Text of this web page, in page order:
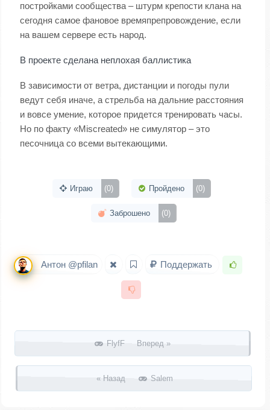
постройками сообщества – штурм крепости клана на
сегодня самое фановое времяпрепровождение, если
на вашем сервере есть народ.
В проекте сделана неплохая баллистика
В зависимости от ветра, дистанции и погоды пули
ведут себя иначе, а стрельба на дальние расстояния
и вовсе умение, которое придется тренировать часы.
Но по факту «Miscreated» не симулятор – это
песочница со всеми вытекающими.
Играю (0) Пройдено (0)
Заброшено (0)
Антон @pfilan Поддержать
Запись навигация
FlyfF Вперед »
« Назад Salem